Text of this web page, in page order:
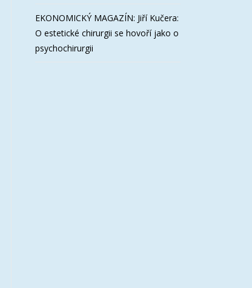
EKONOMICKÝ MAGAZÍN: Jiří Kučera:
O estetické chirurgii se hovoří jako o
psychochirurgii